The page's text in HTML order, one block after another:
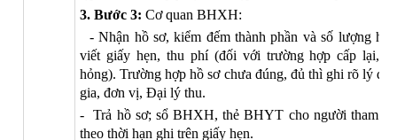
3. Bước 3: Cơ quan BHXH:
- Nhận hồ sơ, kiểm đếm thành phần và số lượng hồ
viết giấy hẹn, thu phí (đối với trường hợp cấp lại,
hỏng). Trường hợp hồ sơ chưa đúng, đủ thì ghi rõ lý do
gia, đơn vị, Đại lý thu.
- Trả hồ sơ; sổ BHXH, thẻ BHYT cho người tham
theo thời hạn ghi trên giấy hẹn.